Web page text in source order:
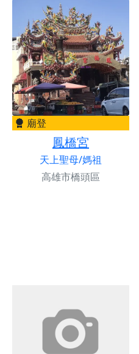
廟登
鳳橋宮
天上聖母/媽祖
高雄市橋頭區